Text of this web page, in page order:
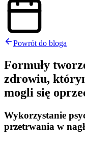
Powrót do bloga
Formuły
zdrowiu,
mogli się
Wykorzystanie
przetrwania w